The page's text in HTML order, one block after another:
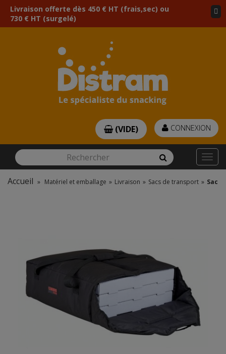
Livraison offerte dès 450 € HT (frais,sec) ou
730 € HT (surgelé)
Rechercher Rechercher
CONNEXION
(VIDE)
Accueil » Matériel et emballage » Livraison » Sacs de transport » Sac à